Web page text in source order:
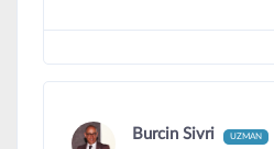
Burcin Sivri UZMAN